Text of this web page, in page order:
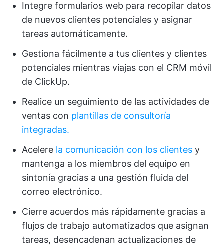
Integre formularios web para recopilar datos
de nuevos clientes potenciales y asignar
tareas automáticamente.
Gestiona fácilmente a tus clientes y clientes
potenciales mientras viajas con el CRM móvil
de ClickUp.
Realice un seguimiento de las actividades de
ventas con plantillas de consultoría
integradas.
Acelere la comunicación con los clientes y
mantenga a los miembros del equipo en
sintonía gracias a una gestión fluida del
correo electrónico.
Cierre acuerdos más rápidamente gracias a
flujos de trabajo automatizados que asignan
tareas, desencadenan actualizaciones de